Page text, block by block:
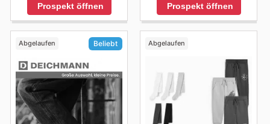
Prospekt öffnen Prospekt öffnen
Abgelaufen Beliebt Abgelaufen